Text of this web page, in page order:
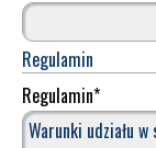
Regulamin
Regulamin*
Warunki udziału w